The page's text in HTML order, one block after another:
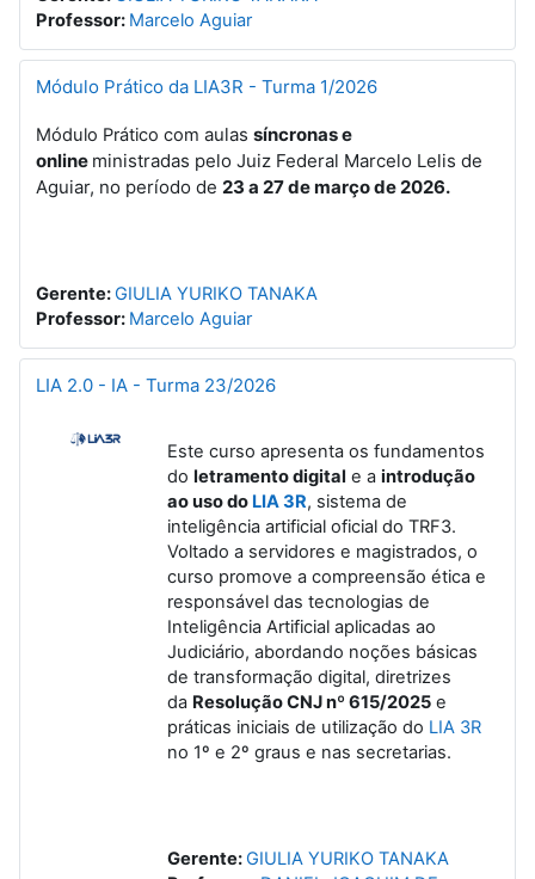
Professor: Marcelo Aguiar
Módulo Prático da LIA3R - Turma 1/2026
Módulo Prático com aulas síncronas e
online ministradas pelo Juiz Federal Marcelo Lelis de
Aguiar, no período de 23 a 27 de março de 2026.
Gerente:GIULIA YURIKO TANAKA
Professor: Marcelo Aguiar
LIA 2.0 - IA - Turma 23/2026
Este curso apresenta os fundamentos
do letramento digital e a introdução
ao uso do LIA 3R, sistema de
inteligência artificial oficial do TRF3.
Voltado a servidores e magistrados, o
curso promove a compreensão ética e
responsável das tecnologias de
Inteligência Artificial aplicadas ao
Judiciário, abordando noções básicas
de transformação digital, diretrizes
da Resolução CNJ nº 615/2025 e
práticas iniciais de utilização do LIA 3R
no 1º e 2º graus e nas secretarias.
Gerente:GIULIA YURIKO TANAKA